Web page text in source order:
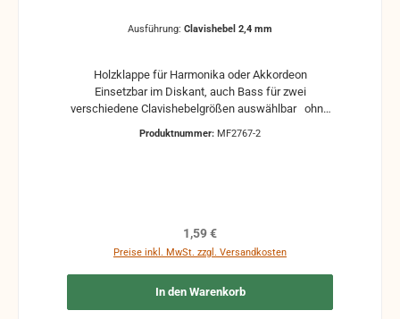
Ausführung: Clavishebel 2,4 mm
Holzklappe für Harmonika oder Akkordeon
Einsetzbar im Diskant, auch Bass für zwei
verschiedene Clavishebelgrößen auswählbar ohne
Produktnummer: MF2767-2
Regulärer Preis:
1,59 €
Preise inkl. MwSt. zzgl. Versandkosten
In den Warenkorb